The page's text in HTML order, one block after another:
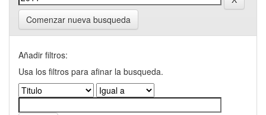
Comenzar nueva busqueda
Añadir filtros:
Usa los filtros para afinar la busqueda.